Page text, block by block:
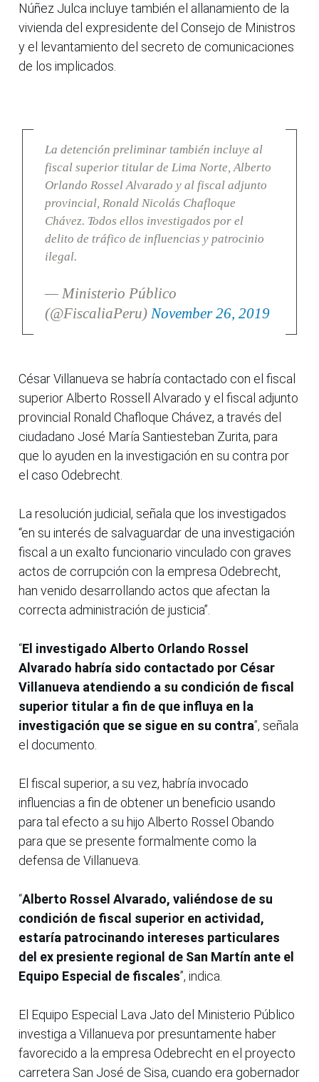
Núñez Julca incluye también el allanamiento de la
vivienda del expresidente del Consejo de Ministros
y el levantamiento del secreto de comunicaciones
de los implicados.
La detención preliminar también incluye al
fiscal superior titular de Lima Norte, Alberto
Orlando Rossel Alvarado y al fiscal adjunto
provincial, Ronald Nicolás Chafloque
Chávez. Todos ellos investigados por el
delito de tráfico de influencias y patrocinio
ilegal.
— Ministerio Público
(@FiscaliaPeru) November 26, 2019
César Villanueva se habría contactado con el fiscal
superior Alberto Rossell Alvarado y el fiscal adjunto
provincial Ronald Chafloque Chávez, a través del
ciudadano José María Santiesteban Zurita, para
que lo ayuden en la investigación en su contra por
el caso Odebrecht.
La resolución judicial, señala que los investigados
“en su interés de salvaguardar de una investigación
fiscal a un exalto funcionario vinculado con graves
actos de corrupción con la empresa Odebrecht,
han venido desarrollando actos que afectan la
correcta administración de justicia”.
“El investigado Alberto Orlando Rossel
Alvarado habría sido contactado por César
Villanueva atendiendo a su condición de fiscal
superior titular a fin de que influya en la
investigación que se sigue en su contra”, señala
el documento.
El fiscal superior, a su vez, habría invocado
influencias a fin de obtener un beneficio usando
para tal efecto a su hijo Alberto Rossel Obando
para que se presente formalmente como la
defensa de Villanueva.
“Alberto Rossel Alvarado, valiéndose de su
condición de fiscal superior en actividad,
estaría patrocinando intereses particulares
del ex presiente regional de San Martín ante el
Equipo Especial de fiscales”, indica.
El Equipo Especial Lava Jato del Ministerio Público
investiga a Villanueva por presuntamente haber
favorecido a la empresa Odebrecht en el proyecto
carretera San José de Sisa, cuando era gobernador